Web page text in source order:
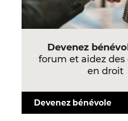
Devenez
forum et aidez
en droit
Devenez bénévole